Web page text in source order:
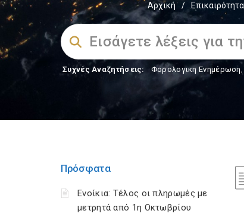
Αρχική /
Συχνές Αναζητήσεις: Φορολογικη Ενημέρωση,
Πρόσφατα
Ενοίκια: Τέλος οι πληρωμές με
μετρητά από 1η Οκτωβρίου